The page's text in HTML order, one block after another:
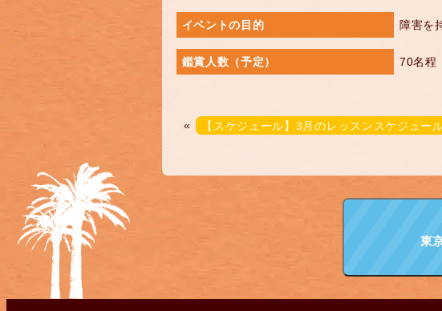
イベントの目的 障害を
鑑賞人数（予定） 70名程
« 【スケジュール】3月のレッスンスケジュー
東